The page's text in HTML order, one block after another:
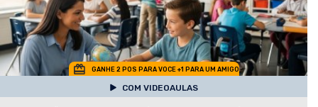
GANHE 2 POS PARA VOCE +1 PARA UM AMIGO
COM VIDEOAULAS